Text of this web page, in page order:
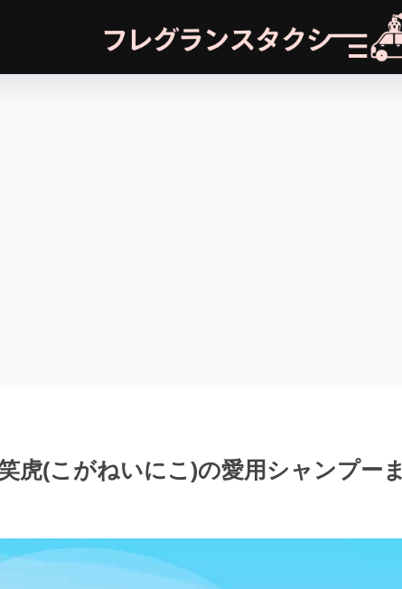
虎(こがねいにこ)の愛用シャンプーま